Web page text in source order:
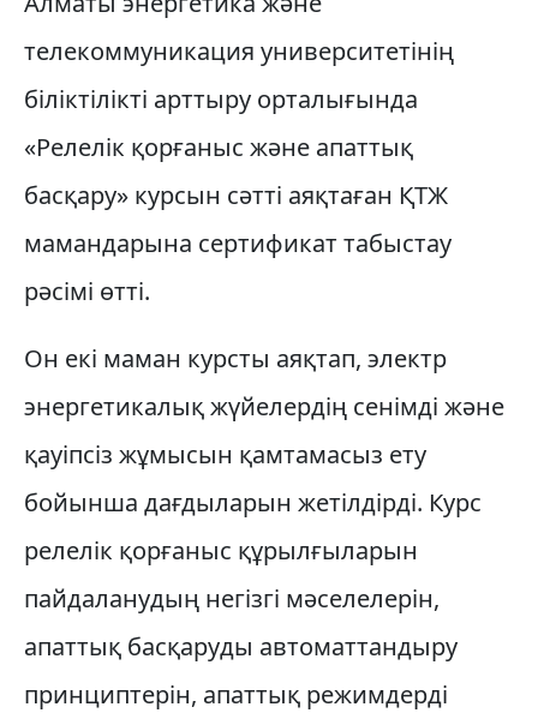
телекоммуникация университетінің
біліктілікті арттыру орталығында
«Релелік қорғаныс және апаттық
басқару» курсын сәтті аяқтаған ҚТЖ
мамандарына сертификат табыстау
рәсімі өтті.
Он екі маман курсты аяқтап, электр
энергетикалық жүйелердің сенімді және
қауіпсіз жұмысын қамтамасыз ету
бойынша дағдыларын жетілдірді. Курс
релелік қорғаныс құрылғыларын
пайдаланудың негізгі мәселелерін,
апаттық басқаруды автоматтандыру
принциптерін, апаттық режимдерді